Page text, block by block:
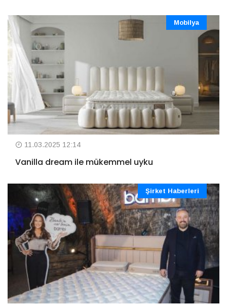
Mobilya
11.03.2025 12:14
Vanilla dream ile mükemmel uyku
Şirket Haberleri